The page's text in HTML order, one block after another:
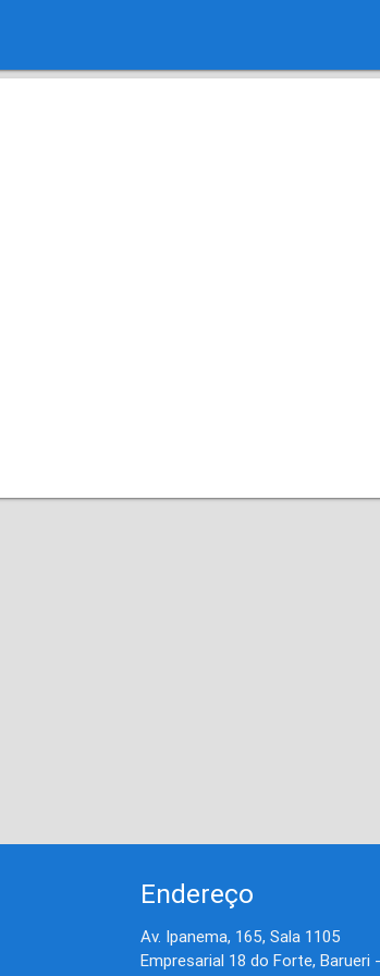
Endereço
Av. Ipanema, 165, Sala 1105
Empresarial 18 do Forte, Barueri